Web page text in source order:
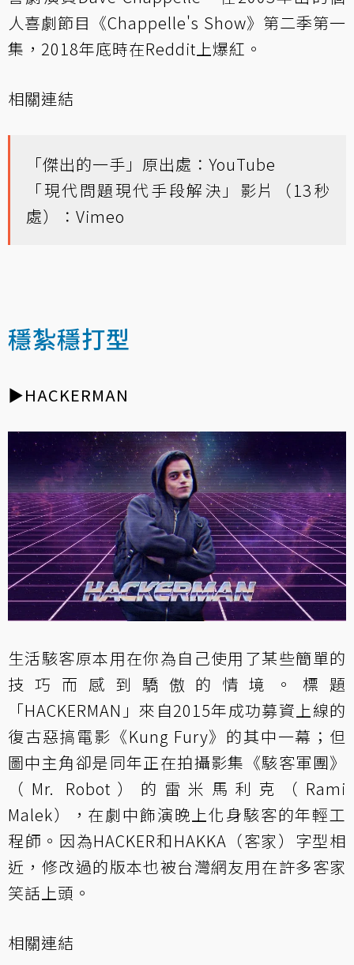
人喜劇節目《Chappelle's Show》第二季第一
集，2018年底時在Reddit上爆紅。
相關連結
「傑出的一手」原出處： YouTube
「現代問題現代手段解決」影片（13秒
處）： Vimeo
穩紮穩打型
▶HACKERMAN
生活駭客原本用在你為自己使用了某些簡單的
技巧而感到驕傲的情境。標題
「HACKERMAN」來自2015年成功募資上線的
復古惡搞電影《Kung Fury》的其中一幕；但
圖中主角卻是同年正在拍攝影集《駭客軍團》
（Mr. Robot）的雷米馬利克（Rami
Malek），在劇中飾演晚上化身駭客的年輕工
程師。因為HACKER和HAKKA（客家）字型相
近，修改過的版本也被台灣網友用在許多客家
笑話上頭。
相關連結